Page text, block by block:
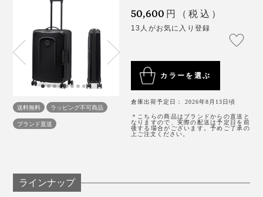
ロストバゲージの時の、気分の凹みと手元に戻るまでの
ハラハラを思うと、やれるだけのことはやりたい。安心
感が段違いです。
送料無料
ラッピング不可商品
ブランド直送
50,600 円（税込）
13人がお気に入り登録
カラーを選ぶ
倉庫出荷予定日： 2026年8月13日頃
＊こちらの商品はブランドからの直送と
なりますので、実際の配送は予定日を前
後する場合がございます。予めご了承の
上ご注文ください。
ラインナップ